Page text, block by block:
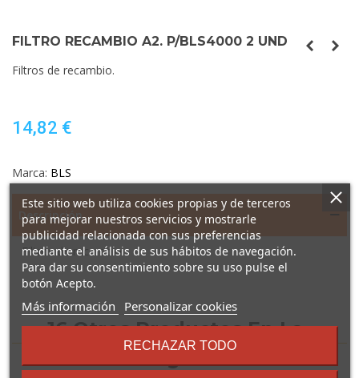
FILTRO RECAMBIO A2. P/BLS4000 2 UND
Filtros de recambio.
14,82 €
Marca: BLS
Descripción
Filtros de recambio.
16 Otros Productos En La
Misma Categoría:
Este sitio web utiliza cookies propias y de terceros
para mejorar nuestros servicios y mostrarle
publicidad relacionada con sus preferencias
mediante el análisis de sus hábitos de navegación.
Para dar su consentimiento sobre su uso pulse el
botón Acepto.
Más información
sobre
términos
condiciones
Personalizar cookies
RECHAZAR TODO